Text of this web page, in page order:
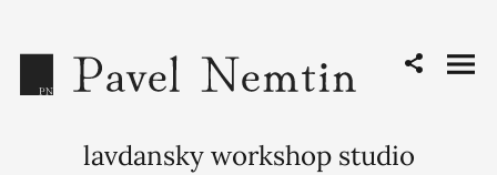
lavdansky workshop studio